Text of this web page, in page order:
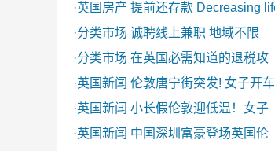
·英国房产 提前还存款 Decreasing
·分类市场 诚聘线上兼职 地域不限
·分类市场 在英国必需知道的退税攻
·英国新闻 伦敦唐宁街突发! 女子开车
·英国新闻 小长假伦敦迎低温！女子
·英国新闻 中国深圳富豪登场英国伦